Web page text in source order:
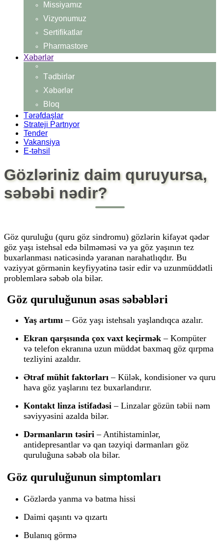
Missiyamız
Vizyonumuz
Sertifikatlar
Pharmastore
Xəbərlər
Tədbirlər
Xəbərlər
Bloq
Tərəfdaşlar
Strateji Partnyor
Tender
Vakansiya
E-təhsil
Gözləriniz daim quruyursa,
səbəbi nədir?
Göz quruluğu (quru göz sindromu) gözlərin kifayət qədər
göz yaşı istehsal edə bilməməsi və ya göz yaşının tez
buxarlanması nəticəsində yaranan narahatlıqdır. Bu
vəziyyət görmənin keyfiyyətinə təsir edir və uzunmüddətli
problemlərə səbəb ola bilər.
Göz quruluğunun əsas səbəbləri
Yaş artımı – Göz yaşı istehsalı yaşlandıqca azalır.
Ekran qarşısında çox vaxt keçirmək – Kompüter
və telefon ekranına uzun müddət baxmaq göz qırpma
tezliyini azaldır.
Ətraf mühit faktorları – Külək, kondisioner və quru
hava göz yaşlarını tez buxarlandırır.
Kontakt linza istifadəsi – Linzalar gözün təbii nəm
səviyyəsini azalda bilər.
Dərmanların təsiri – Antihistaminlər,
antidepresantlar və qan təzyiqi dərmanları göz
quruluğuna səbəb ola bilər.
Göz quruluğunun simptomları
Gözlərdə yanma və batma hissi
Daimi qaşıntı və qızartı
Bulanıq görmə